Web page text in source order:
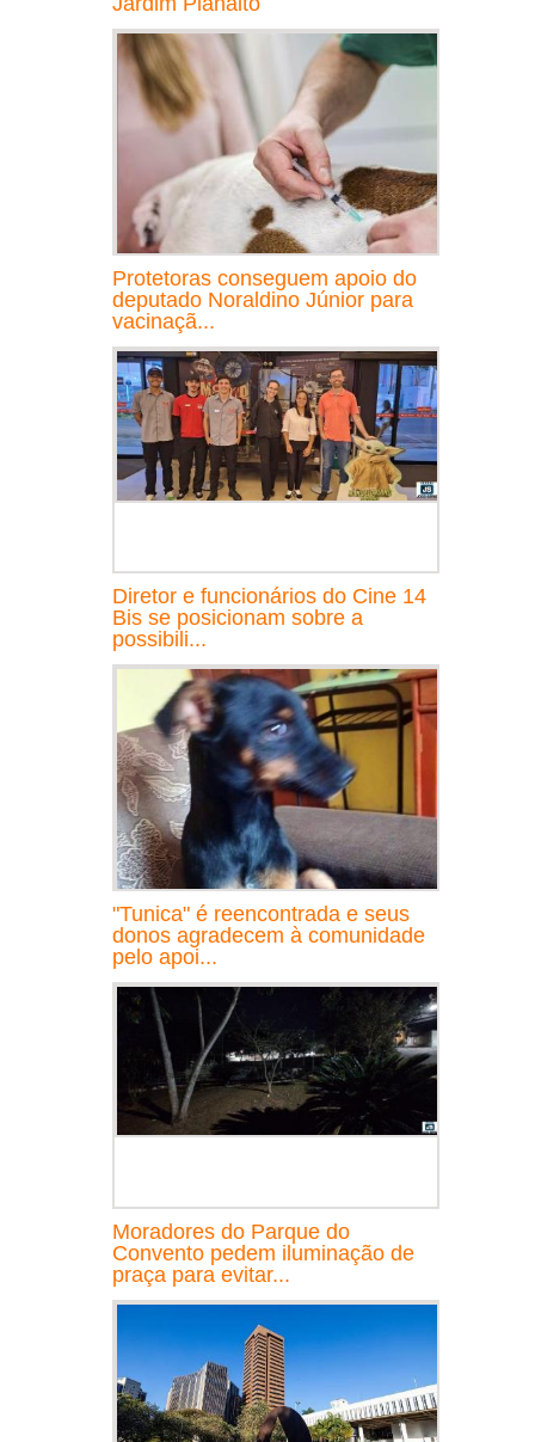
Protetoras conseguem apoio do
deputado Noraldino Júnior para
vacinaçã...
Diretor e funcionários do Cine 14
Bis se posicionam sobre a
possibili...
"Tunica" é reencontrada e seus
donos agradecem à comunidade
pelo apoi...
Moradores do Parque do
Convento pedem iluminação de
praça para evitar...